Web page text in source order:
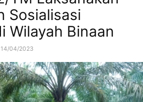
Sosialisasi
Wilayah Binaan
14/04/2023